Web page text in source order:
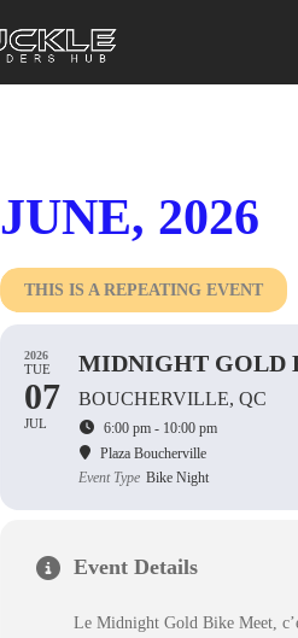
JUNE, 2026
THIS IS A REPEATING EVENT
2026
TUE
07
JUL
MIDNIGHT GOLD
BOUCHERVILLE, QC
6:00 pm - 10:00 pm
Plaza Boucherville
Event Type Bike Night
Event Details
Le Midnight Gold Bike Meet,